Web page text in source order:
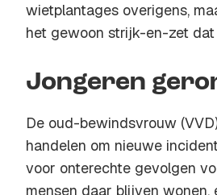
wietplantages overigens,
het gewoon strijk-en-zet dat
Jongeren
De oud-bewindsvrouw
handelen om nieuwe
voor onterechte gevolgen
mensen daar blijven